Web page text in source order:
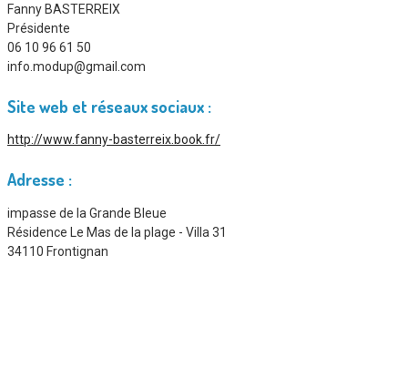
Fanny BASTERREIX
Présidente
06 10 96 61 50
info.modup@gmail.com
Site web et réseaux sociaux :
http://www.fanny-basterreix.book.fr/
Adresse :
impasse de la Grande Bleue
Résidence Le Mas de la plage - Villa 31
34110 Frontignan